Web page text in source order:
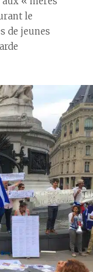
le
de jeunes